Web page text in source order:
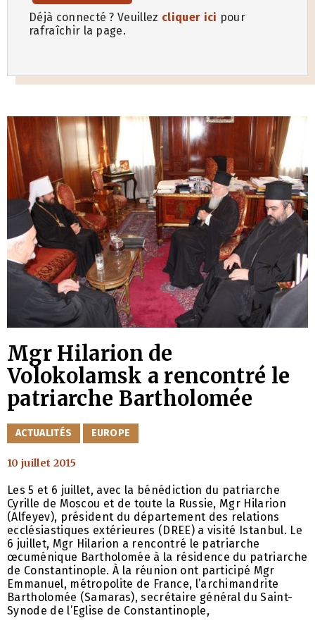
Déjà connecté ? Veuillez cliquer ici pour
rafraîchir la page.
Mgr Hilarion de
Volokolamsk a rencontré le
patriarche Bartholomée
CATÉGORIES
ACTUALITÉS EUROPE
10 juillet 2015
Les 5 et 6 juillet, avec la bénédiction du patriarche
Cyrille de Moscou et de toute la Russie, Mgr Hilarion
(Alfeyev), président du département des relations
ecclésiastiques extérieures (DREE) a visité Istanbul. Le
6 juillet, Mgr Hilarion a rencontré le patriarche
œcuménique Bartholomée à la résidence du patriarche
de Constantinople. À la réunion ont participé Mgr
Emmanuel, métropolite de France, l’archimandrite
Bartholomée (Samaras), secrétaire général du Saint-
Synode de l’Eglise de Constantinople,